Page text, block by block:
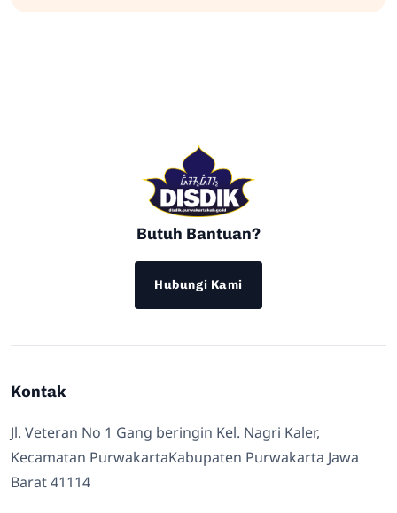
Butuh Bantuan?
Hubungi Kami
Kontak
Jl. Veteran No 1 Gang beringin Kel. Nagri Kaler,
Kecamatan PurwakartaKabupaten Purwakarta Jawa
Barat 41114